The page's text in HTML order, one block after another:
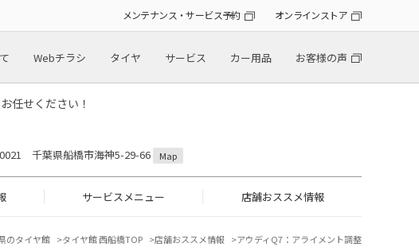
メンテナンス・サービス予約 オンラインストア
Webチラシ タイヤ サービス カー用品 お客様の声
任せください！
千葉県船橋市海神5-29-66 Map
サービスメニュー 店舗おススメ情報
のタイヤ館 タイヤ館 西船橋TOP 店舗おススメ情報 アウディQ7：アライメント調整